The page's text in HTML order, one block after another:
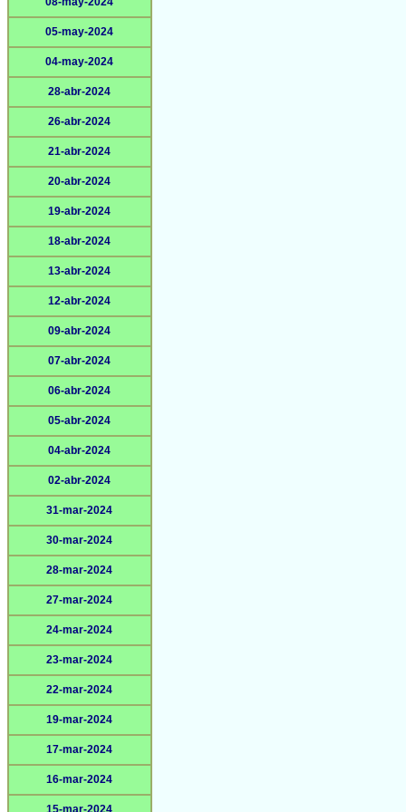
05-may-2024
04-may-2024
28-abr-2024
26-abr-2024
21-abr-2024
20-abr-2024
19-abr-2024
18-abr-2024
13-abr-2024
12-abr-2024
09-abr-2024
07-abr-2024
06-abr-2024
05-abr-2024
04-abr-2024
02-abr-2024
31-mar-2024
30-mar-2024
28-mar-2024
27-mar-2024
24-mar-2024
23-mar-2024
22-mar-2024
19-mar-2024
17-mar-2024
16-mar-2024
15-mar-2024